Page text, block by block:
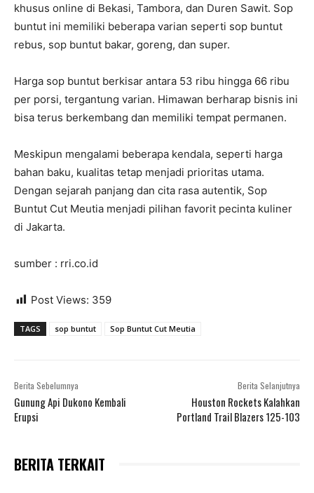
khusus online di Bekasi, Tambora, dan Duren Sawit. Sop
buntut ini memiliki beberapa varian seperti sop buntut
rebus, sop buntut bakar, goreng, dan super.
Harga sop buntut berkisar antara 53 ribu hingga 66 ribu
per porsi, tergantung varian. Himawan berharap bisnis ini
bisa terus berkembang dan memiliki tempat permanen.
Meskipun mengalami beberapa kendala, seperti harga
bahan baku, kualitas tetap menjadi prioritas utama.
Dengan sejarah panjang dan cita rasa autentik, Sop
Buntut Cut Meutia menjadi pilihan favorit pecinta kuliner
di Jakarta.
sumber : rri.co.id
Post Views: 359
TAGS sop buntut Sop Buntut Cut Meutia
Berita Sebelumnya
Gunung Api Dukono Kembali
Erupsi
Berita Selanjutnya
Houston Rockets Kalahkan
Portland Trail Blazers 125-103
BERITA TERKAIT